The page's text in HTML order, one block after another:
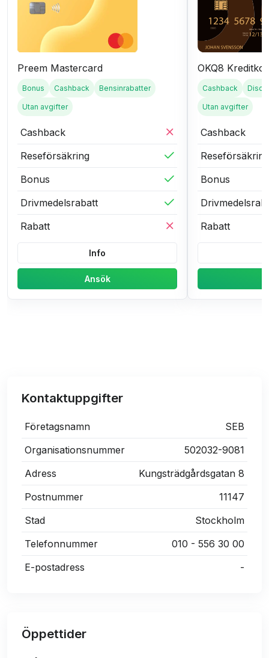
Preem Mastercard
Bonus Cashback Bensinrabatter
Utan avgifter
Cashback
Reseförsäkring
Bonus
Drivmedelsrabatt
Rabatt
Info
Ansök
OKQ8
Cashback
Utan avgifter
Cashback
Reseförsäkring
Bonus
Rabatt
Kontaktuppgifter
Företagsnamn
SEB
Organisationsnummer
502032-9081
Adress
Kungsträdgårdsgatan 8
Postnummer
11147
Stad
Stockholm
Telefonnummer
010 - 556 30 00
E-postadress
-
Öppettider